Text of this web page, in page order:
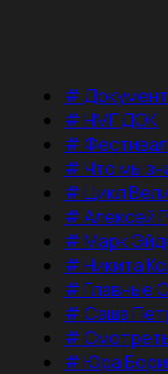
#
#НМГ ДОК
#
#Что мы
#Цикл
#Алексей
#Марк
#Никита
#Главные
#Саша
#
#Юра